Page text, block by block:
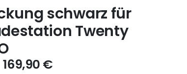
schwarz für
Twenty
169,90 €